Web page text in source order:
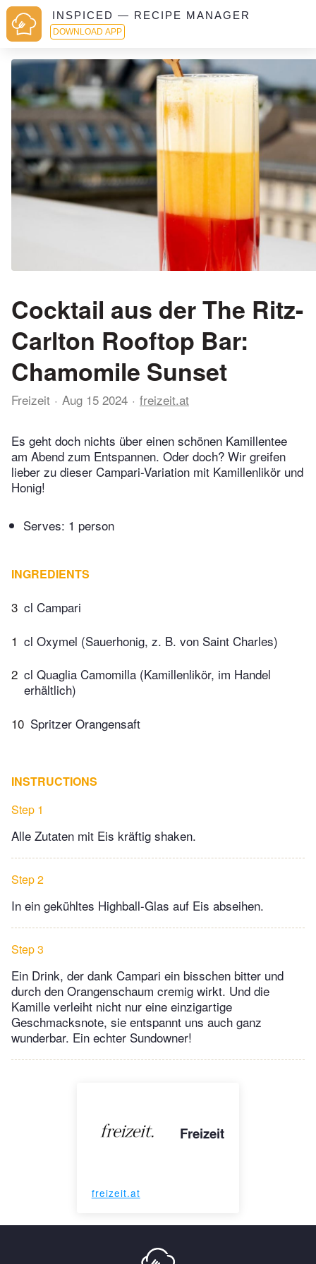
INSPICED — RECIPE MANAGER
DOWNLOAD APP
Cocktail aus der The Ritz-
Carlton Rooftop Bar:
Chamomile Sunset
Freizeit Aug 15 2024 freizeit.at
Es geht doch nichts über einen schönen Kamillentee
am Abend zum Entspannen. Oder doch? Wir greifen
lieber zu dieser Campari-Variation mit Kamillenlikör und
Honig!
Serves: 1 person
INGREDIENTS
3 cl Campari
1 cl Oxymel (Sauerhonig, z. B. von Saint Charles)
2 cl Quaglia Camomilla (Kamillenlikör, im Handel
erhältlich)
10 Spritzer Orangensaft
INSTRUCTIONS
Step 1
Alle Zutaten mit Eis kräftig shaken.
Step 2
In ein gekühltes Highball-Glas auf Eis abseihen.
Step 3
Ein Drink, der dank Campari ein bisschen bitter und
durch den Orangenschaum cremig wirkt. Und die
Kamille verleiht nicht nur eine einzigartige
Geschmacksnote, sie entspannt uns auch ganz
wunderbar. Ein echter Sundowner!
Freizeit
freizeit.at